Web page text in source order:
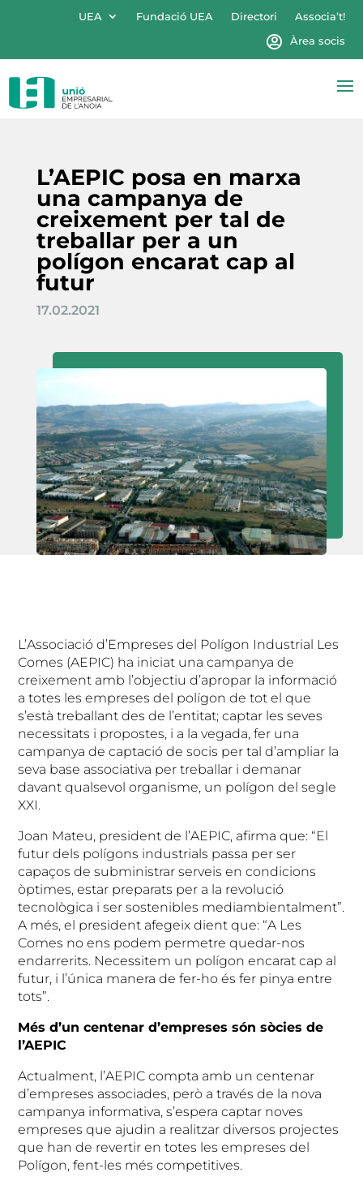
UEA Fundació UEA Directori
Associa’t!
Àrea socis
L’AEPIC posa en marxa
una campanya de
creixement per tal de
treballar per a un
polígon encarat cap al
futur
17.02.2021
L’Associació d’Empreses del Polígon Industrial Les
Comes (AEPIC) ha iniciat una campanya de
creixement amb l’objectiu d’apropar la informació
a totes les empreses del polígon de tot el que
s’està treballant des de l’entitat; captar les seves
necessitats i propostes, i a la vegada, fer una
campanya de captació de socis per tal d’ampliar la
seva base associativa per treballar i demanar
davant qualsevol organisme, un polígon del segle
XXI.
Joan Mateu, president de l’AEPIC, afirma que: “El
futur dels polígons industrials passa per ser
capaços de subministrar serveis en condicions
òptimes, estar preparats per a la revolució
tecnològica i ser sostenibles mediambientalment”.
A més, el president afegeix dient que: “A Les
Comes no ens podem permetre quedar-nos
endarrerits. Necessitem un polígon encarat cap al
futur, i l’única manera de fer-ho és fer pinya entre
tots”.
Més d’un centenar d’empreses són sòcies de
l’AEPIC
Actualment, l’AEPIC compta amb un centenar
d’empreses associades, però a través de la nova
campanya informativa, s’espera captar noves
empreses que ajudin a realitzar diversos projectes
que han de revertir en totes les empreses del
Polígon, fent-les més competitives.